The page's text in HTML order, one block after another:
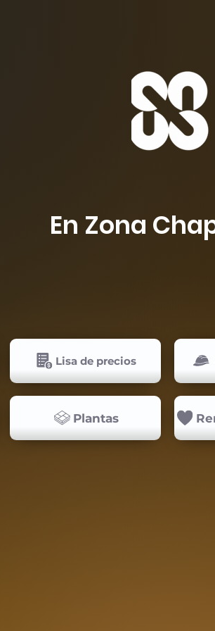
En Zona
Lisa de precios
Plantas